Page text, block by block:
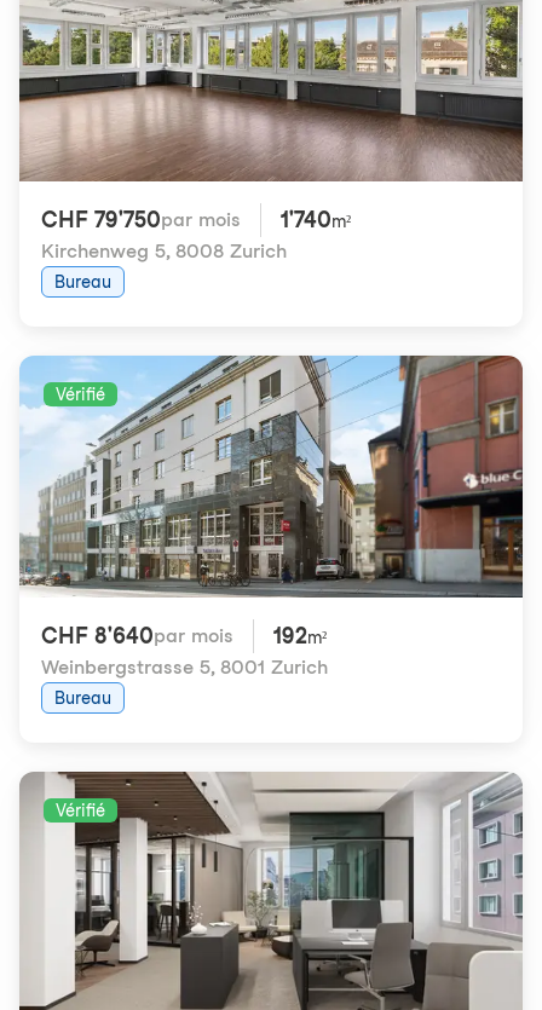
CHF 79'750par mois 1'740m²
Kirchenweg 5, 8008 Zurich
Bureau
Vérifié
CHF 8'640par mois 192m²
Weinbergstrasse 5, 8001 Zurich
Bureau
Vérifié